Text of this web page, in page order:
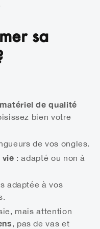
sa
matériel de qualité
bien votre
de vos ongles.
vie : adapté ou non à
adaptée à vos
mais attention
, pas de vas et